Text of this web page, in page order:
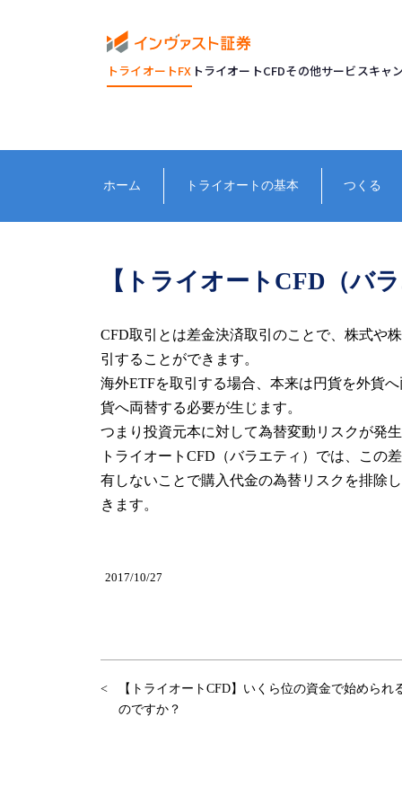
トライオートFX トライオートCFDその他サービスキャ
ホーム トライオートの基本 つくる
【トライオートCFD（バ
CFD取引とは差金決済取引のことで、株式や
引することができます。
海外ETFを取引する場合、本来は円貨を外貨
貨へ両替する必要が生じます。
つまり投資元本に対して為替変動リスクが発生
トライオートCFD（バラエティ）では、この
有しないことで購入代金の為替リスクを排除
きます。
2017/10/27
【トライオートCFD】いくら位の資金で始められ
のですか？